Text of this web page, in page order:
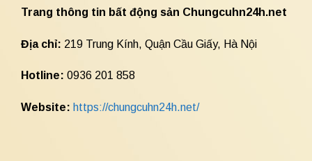
Trang thông tin bất động sản Chungcuhn24h.net
Địa chỉ: 219 Trung Kính, Quận Cầu Giấy, Hà Nội
Hotline: 0936 201 858
Website: https://chungcuhn24h.net/